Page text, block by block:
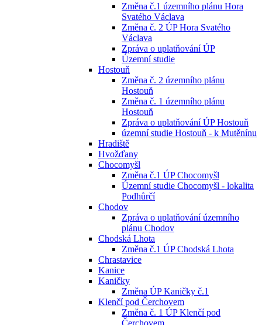
Změna č.1 územního plánu Hora
Svatého Václava
Změna č. 2 ÚP Hora Svatého
Václava
Zpráva o uplatňování ÚP
Územní studie
Hostouň
Změna č. 2 územního plánu
Hostouň
Změna č. 1 územního plánu
Hostouň
Zpráva o uplatňování ÚP Hostouň
územní studie Hostouň - k Mutěnínu
Hradiště
Hvožďany
Chocomyšl
Změna č.1 ÚP Chocomyšl
Územní studie Chocomyšl - lokalita
Podhůrčí
Chodov
Zpráva o uplatňování územního
plánu Chodov
Chodská Lhota
Změna č.1 ÚP Chodská Lhota
Chrastavice
Kanice
Kaničky
Změna ÚP Kaničky č.1
Klenčí pod Čerchovem
Změna č. 1 ÚP Klenčí pod
Čerchovem